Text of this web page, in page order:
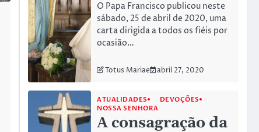
O Papa Francisco publicou neste
sábado, 25 de abril de 2020, uma
carta dirigida a todos os fiéis por
ocasião…
Totus Mariae abril 27, 2020
ATUALIDADES
DEVOÇÕES
NOSSA SENHORA
A consagração da